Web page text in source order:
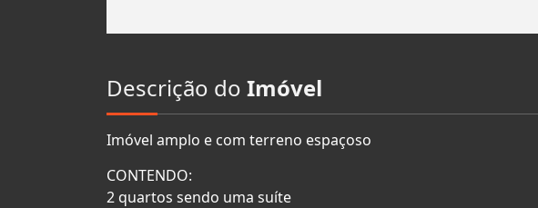
Descrição do Imóvel
Imóvel amplo e com terreno espaçoso
CONTENDO:
2 quartos sendo uma suíte